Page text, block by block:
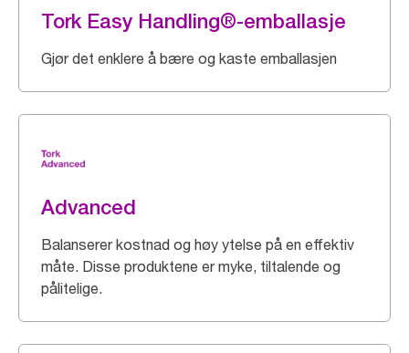
Tork Easy Handling®-emballasje
Gjør det enklere å bære og kaste emballasjen
Advanced
Balanserer kostnad og høy ytelse på en effektiv
måte. Disse produktene er myke, tiltalende og
pålitelige.